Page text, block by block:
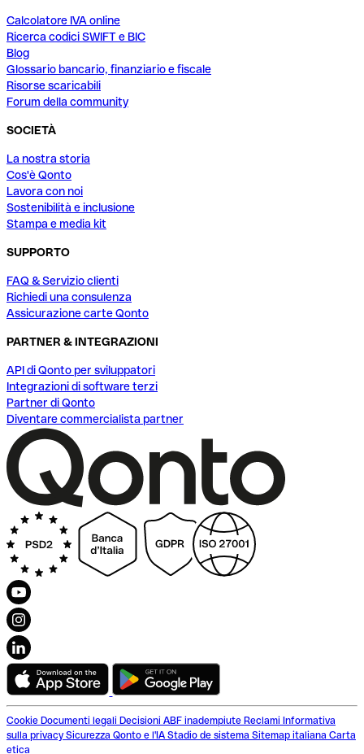
Calcolatore IVA online
Ricerca codici SWIFT e BIC
Blog
Glossario bancario, finanziario e fiscale
Risorse scaricabili
Forum della community
SOCIETÀ
La nostra storia
Cos'è Qonto
Lavora con noi
Sostenibilità e inclusione
Stampa e media kit
SUPPORTO
FAQ & Servizio clienti
Richiedi una consulenza
Assicurazione carte Qonto
PARTNER & INTEGRAZIONI
API di Qonto per sviluppatori
Integrazioni di software terzi
Partner di Qonto
Diventare commercialista partner
Cookie Documenti legali Decisioni ABF inadempiute Reclami Informativa
sulla privacy Sicurezza Qonto e l'IA Stadio de sistema Sitemap italiana Carta
etica